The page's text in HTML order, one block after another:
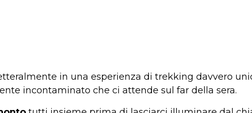
in una esperienza di trekking davvero
incontaminato che ci attende sul far della sera.